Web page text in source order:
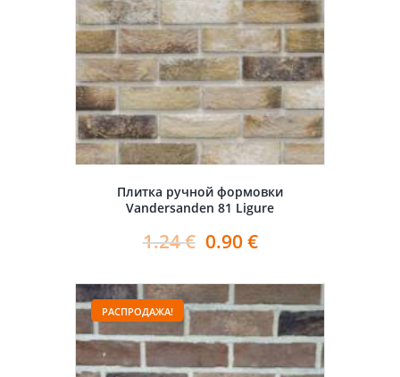
Плитка ручной формовки
Vandersanden 81 Ligure
1.24€ 0.90 €
РАСПРОДАЖА!